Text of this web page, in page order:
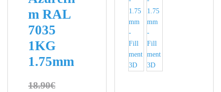
m RAL
7035
1KG
1.75mm
18.90€